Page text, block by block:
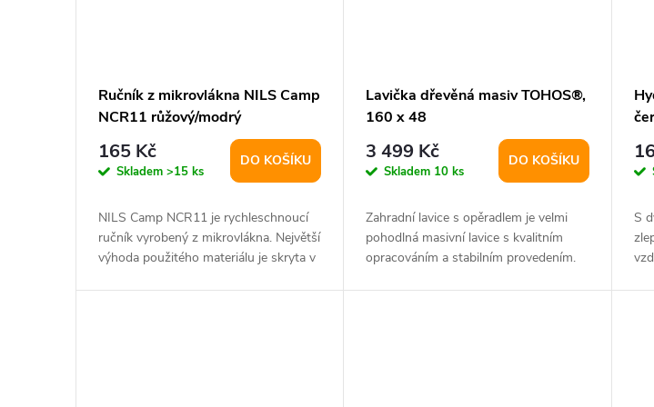
Ručník z mikrovlákna NILS Camp
NCR11 růžový/modrý
165 Kč
Skladem >15 ks
DO KOŠÍKU
NILS Camp NCR11 je rychleschnoucí
ručník vyrobený z mikrovlákna. Největší
výhoda použitého materiálu je skryta v
Lavička dřevěná masiv TOHOS®,
160 x 48
3 499 Kč
Skladem 10 ks
DO KOŠÍKU
Zahradní lavice s opěradlem je velmi
pohodlná masivní lavice s kvalitním
opracováním a stabilním provedením.
S